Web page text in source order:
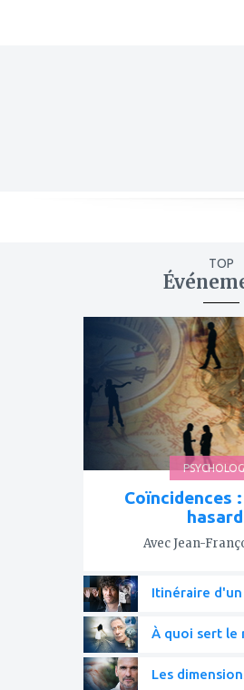
TOP
mes
favoris
Coïncidences
hasard
Avec Jean-
Itinéraire d'un
À quoi sert le
Les